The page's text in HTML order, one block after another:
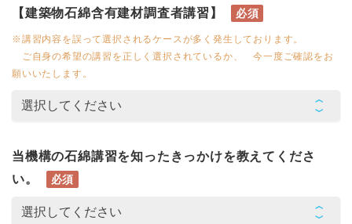
【建築物石綿含有建材調査者講習】 必須
※講習内容を誤って選択されるケースが多く発生しております。
ご自身の希望の講習を正しく選択されているか、 今一度ご確認をお
願いいたします。
当機構の石綿講習を知ったきっかけを教えてくださ
い。
必須